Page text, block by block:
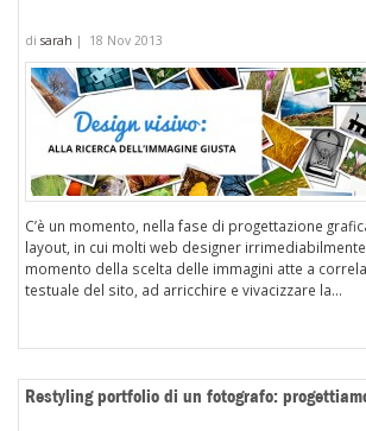
di sarah | 18 Nov 2013
C’è un momento, nella fase di progettazione
layout, in cui molti web designer
momento della scelta delle immagini atte a
testuale del sito, ad arricchire e vivacizzare la...
Restyling portfolio di un fotografo: